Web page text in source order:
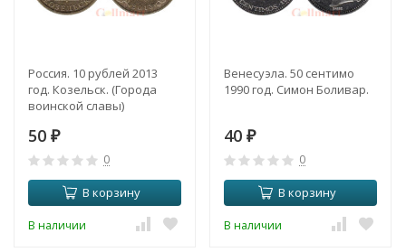
Россия. 10 рублей 2013
год. Козельск. (Города
воинской славы)
50 ₽
0
В корзину
В наличии
Венесуэла. 50 сентимо
1990 год. Симон Боливар.
40 ₽
0
В корзину
В наличии